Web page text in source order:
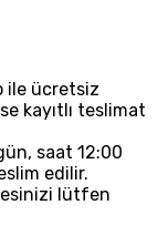
ile ücretsiz
kayıtlı teslimat
saat 12:00
edilir.
lütfen